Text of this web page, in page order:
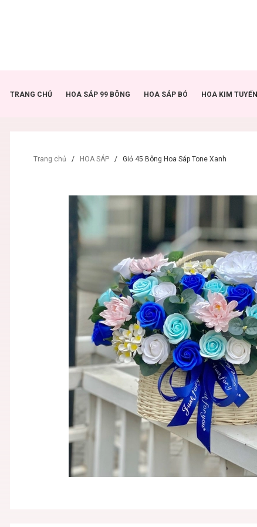
TRANG CHỦ HOA SÁP 99 BÔNG HOA SÁP BÓ HOA KIM TUYẾN
Trang chủ / HOA SÁP / Giỏ 45 Bông Hoa Sáp Tone Xanh